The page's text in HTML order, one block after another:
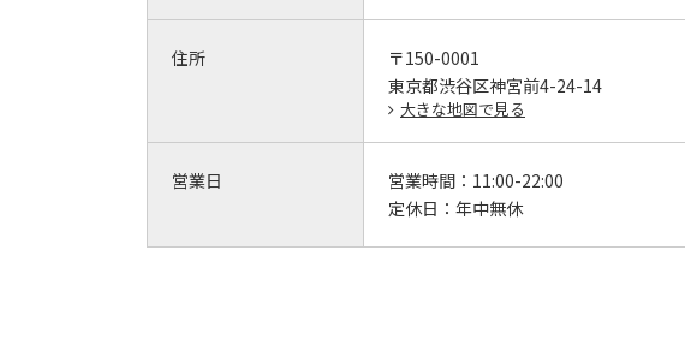
住所
〒150-0001
東京都渋谷区神宮前4-24-14
大きな地図で見る
営業日 営業時間： 11:00-22:00
定休日： 年中無休